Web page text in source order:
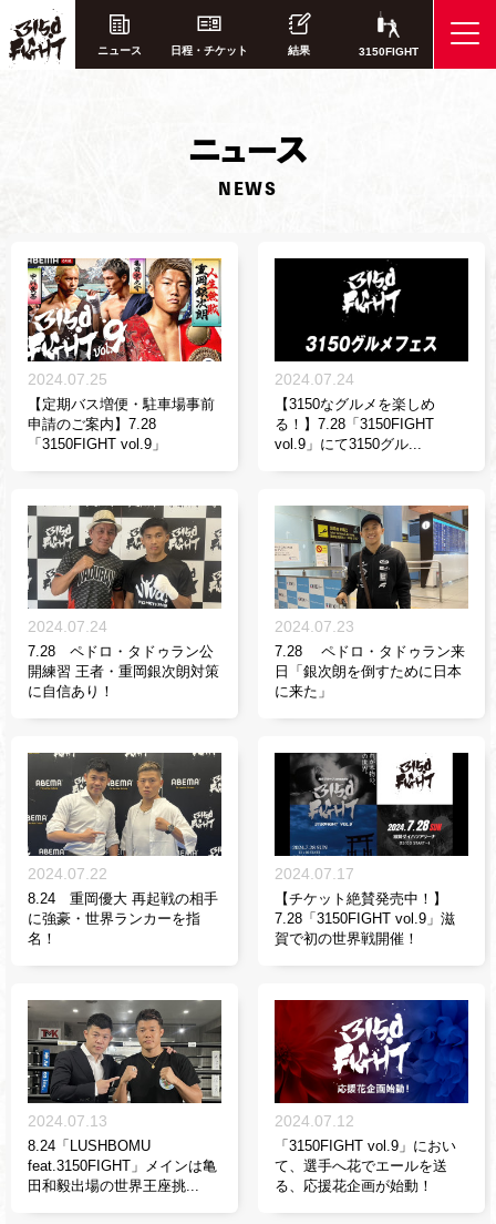
ニュース 日程・チケット 結果 3150FIGHT
ニュース
NEWS
2024.07.25
【定期バス増便・駐車場事前
申請のご案内】7.28
「3150FIGHT vol.9」
2024.07.24
【3150なグルメを楽しめ
る！】7.28「3150FIGHT
vol.9」にて3150グル...
2024.07.24
7.28 ペドロ・タドゥラン公
開練習 王者・重岡銀次朗対策
に自信あり！
2024.07.23
7.28 ペドロ・タドゥラン来
日「銀次朗を倒すために日本
に来た」
2024.07.22
8.24 重岡優大 再起戦の相手
に強豪・世界ランカーを指
名！
2024.07.17
【チケット絶賛発売中！】
7.28「3150FIGHT vol.9」滋
賀で初の世界戦開催！
2024.07.13
8.24「LUSHBOMU
feat.3150FIGHT」メインは亀
田和毅出場の世界王座挑...
2024.07.12
「3150FIGHT vol.9」におい
て、選手へ花でエールを送
る、応援花企画が始動！